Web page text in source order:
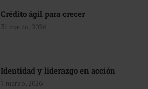
Crédito ágil para crecer
31 marzo, 2026
Identidad y liderazgo en acción
7 marzo, 2026